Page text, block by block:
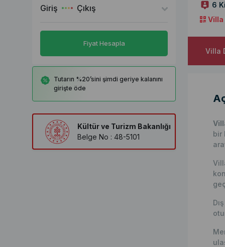
Giriş Çıkış
Fiyat Hesapla
Tutarın %20’sini şimdi geriye kalanını
girişte öde
Kültür ve Turizm Bakanlığı
Belge No : 48-5101
6
Villa
Villa
bir